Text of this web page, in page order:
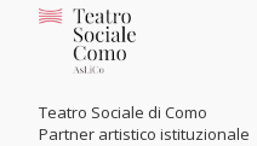
Teatro Sociale di Como
Partner artistico istituzionale